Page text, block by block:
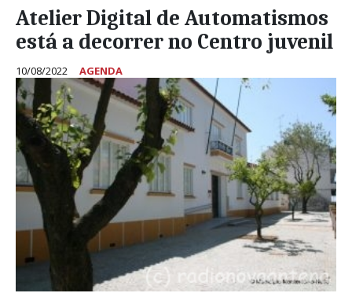
Atelier Digital de Automatismos
está a decorrer no Centro juvenil
10/08/2022 AGENDA